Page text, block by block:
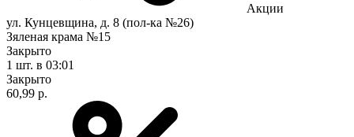
Акции
ул. Кунцевщина, д. 8 (пол-ка №26)
Зяленая крама №15
Закрыто
1 шт. в 03:01
Закрыто
60,99 р.